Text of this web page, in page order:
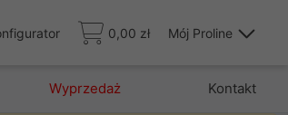
0,00 zł Mój Proline
Wyprzedaż Kontakt